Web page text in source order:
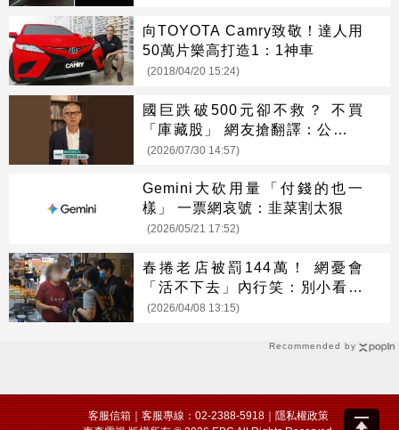
Recommended by
向TOYOTA Camry致敬！達人用
50萬片樂高打造1：1神車
(2018/04/20 15:24)
國巨跌破500元卻不救？ 不買
「庫藏股」 網友搶翻譯：公司不
接刀
(2026/07/30 14:57)
Gemini大砍用量「付錢的也一
樣」 一票網哀號：韭菜割太狠
(2026/05/21 17:52)
春捲老店被罰144萬！ 網憂會
「活不下去」內行笑：別小看他
們
(2026/04/08 13:15)
客服信箱｜客服專線：02-2388-5918｜隱私權政策